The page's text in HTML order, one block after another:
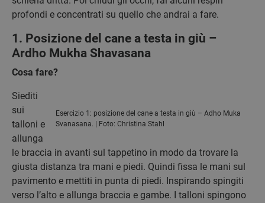
profondi e concentrati su quello che andrai a fare.
1. Posizione del cane a testa in giù –
Ardho Mukha Shavasana
Cosa fare?
Esercizio 1: posizione del cane a testa in giù – Adho Muka
Svanasana. | Foto: Christina Stahl
Siediti
sui
talloni e
allunga
le braccia in avanti sul tappetino in modo da trovare la
giusta distanza tra mani e piedi. Quindi fissa le mani sul
pavimento e mettiti in punta di piedi. Inspirando spingiti
verso l’alto e allunga braccia e gambe. I talloni spingono